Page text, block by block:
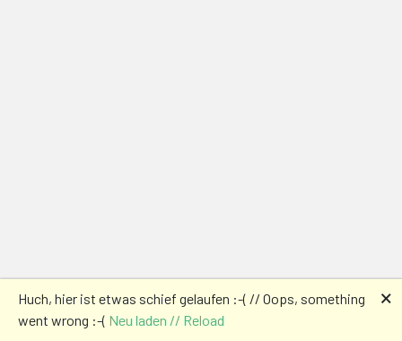
Huch, hier ist etwas schief gelaufen :-( // Oops, something
went wrong :-( Neu laden // Reload
🗙